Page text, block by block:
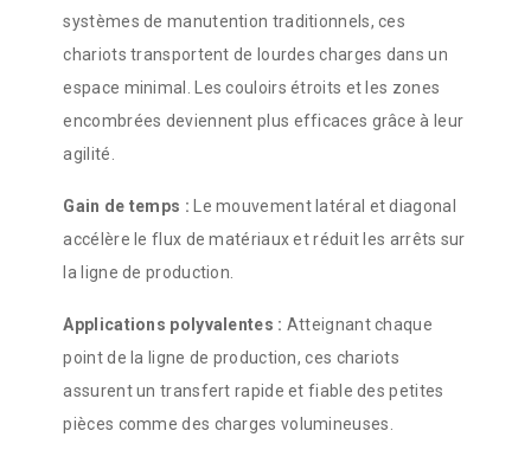
systèmes de manutention traditionnels, ces
chariots transportent de lourdes charges dans un
espace minimal. Les couloirs étroits et les zones
encombrées deviennent plus efficaces grâce à leur
agilité.
Gain de temps : Le mouvement latéral et diagonal
accélère le flux de matériaux et réduit les arrêts sur
la ligne de production.
Applications polyvalentes : Atteignant chaque
point de la ligne de production, ces chariots
assurent un transfert rapide et fiable des petites
pièces comme des charges volumineuses.